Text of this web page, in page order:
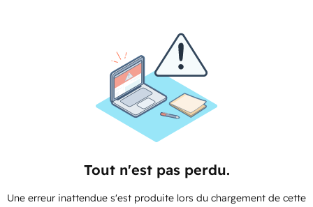
Tout n'est pas perdu.
Une erreur inattendue s'est produite lors du chargement de cette